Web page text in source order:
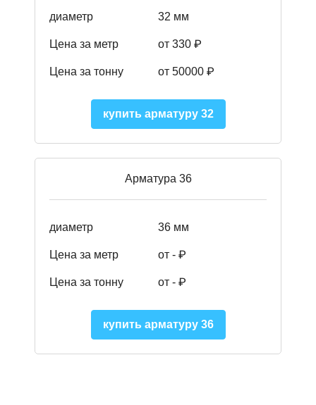
диаметр 32 мм
Цена за метр от 330 ₽
Цена за тонну от 50000 ₽
купить арматуру 32
Арматура 36
диаметр 36 мм
Цена за метр от - ₽
Цена за тонну от - ₽
купить арматуру 36